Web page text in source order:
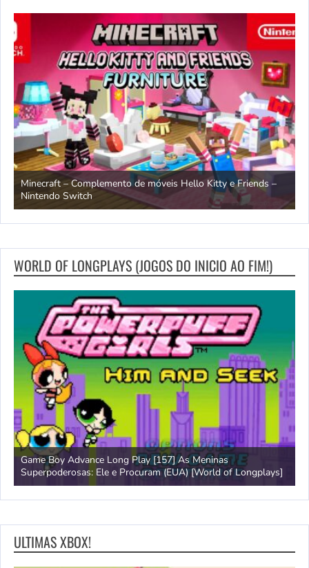
Minecraft – Complemento de móveis Hello Kitty e Friends –
Nintendo Switch
WORLD OF LONGPLAYS (JOGOS DO INICIO AO FIM!)
Game Boy Advance Long Play [157] As Meninas
Superpoderosas: Ele e Procuram (EUA) [World of Longplays]
ULTIMAS XBOX!